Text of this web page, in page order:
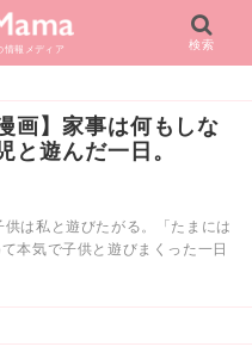
情報メディア 検索
画】家事は何もしな
と遊んだ一日。
は私と遊びたがる。「たまには
本気で子供と遊びまくった一日